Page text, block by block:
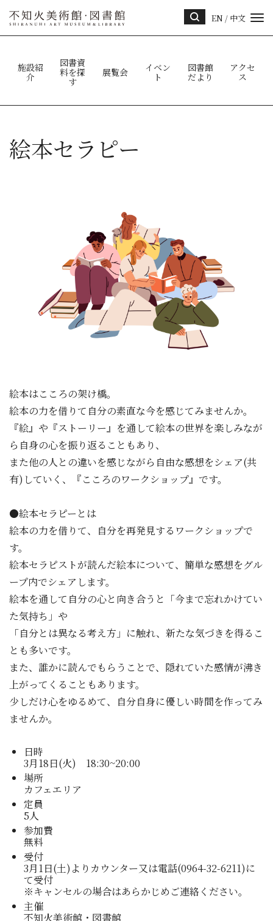
ト内
EN / 中文
施設紹
介
図書資
料を探
す
展覧会
イベン
ト
図書館
だより
アクセ
ス
絵本セラピー
絵本はこころの架け橋。
絵本の力を借りて自分の素直な今を感じてみませんか。
『絵』や『ストーリー』を通して絵本の世界を楽しみなが
ら自身の心を振り返ることもあり、
また他の人との違いを感じながら自由な感想をシェア(共
有)していく、『こころのワークショップ』です。
●絵本セラピーとは
絵本の力を借りて、自分を再発見するワークショップで
す。
絵本セラピストが読んだ絵本について、簡単な感想をグル
ープ内でシェアします。
絵本を通して自分の心と向き合うと「今まで忘れかけてい
た気持ち」や
「自分とは異なる考え方」に触れ、新たな気づきを得るこ
とも多いです。
また、誰かに読んでもらうことで、隠れていた感情が沸き
上がってくることもあります。
少しだけ心をゆるめて、自分自身に優しい時間を作ってみ
ませんか。
日時
3月18日(火) 18:30~20:00
場所
カフェエリア
定員
5人
参加費
無料
受付
3月1日(土)よりカウンター又は電話(0964-32-6211)に
て受付
※キャンセルの場合はあらかじめご連絡ください。
主催
不知火美術館・図書館